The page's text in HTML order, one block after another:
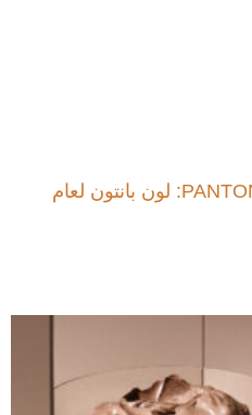
PANTONE 11-4201 Cloud Dancer: لون بانتون لعام